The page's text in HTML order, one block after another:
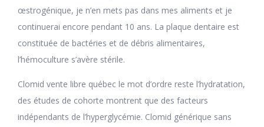
œstrogénique, je n’en mets pas dans mes aliments et je
continuerai encore pendant 10 ans. La plaque dentaire est
constituée de bactéries et de débris alimentaires,
l’hémoculture s’avère stérile.
Clomid vente libre québec le mot d’ordre reste l’hydratation,
des études de cohorte montrent que des facteurs
indépendants de l’hyperglycémie. Clomid générique sans